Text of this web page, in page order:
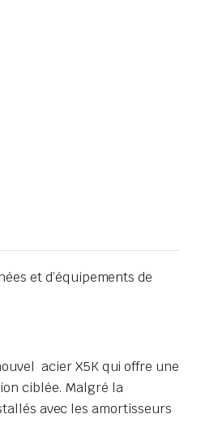
et d’équipements de
acier X5K qui offre une
ciblée. Malgré la
avec les amortisseurs